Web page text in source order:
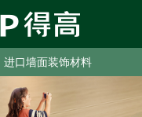
进口墙面装饰材料